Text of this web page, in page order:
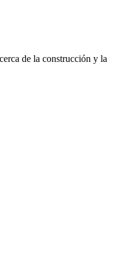
de la construcción y la